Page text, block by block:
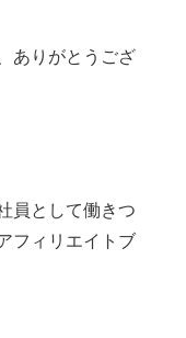
ありがとうござ
員として働きつ
フィリエイトブ